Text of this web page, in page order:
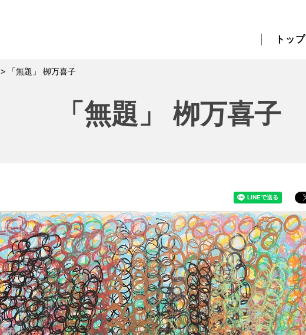
トップ
> 「無題」 栁万喜子
「無題」 栁万喜子